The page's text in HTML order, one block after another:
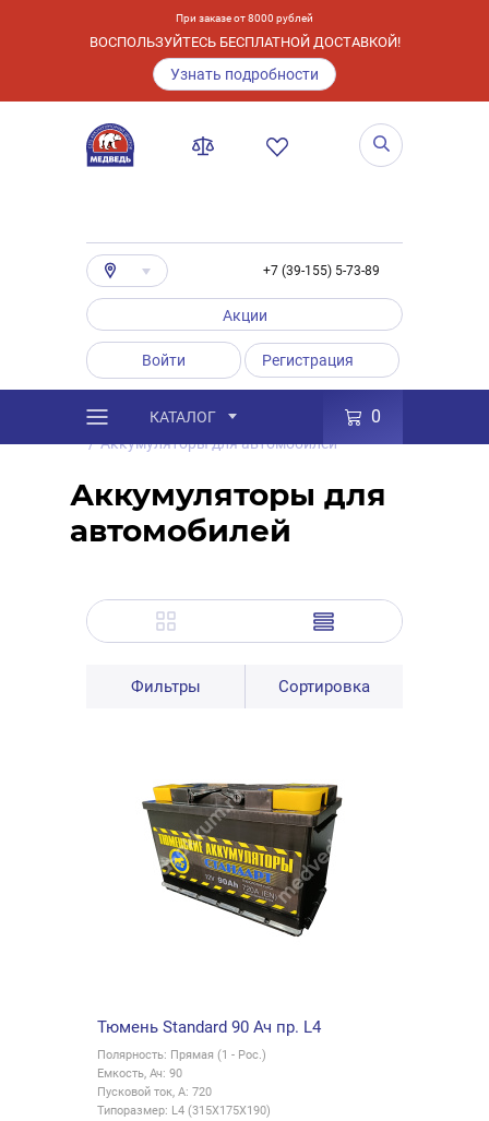
При заказе от 8000 рублей
ВОСПОЛЬЗУЙТЕСЬ БЕСПЛАТНОЙ ДОСТАВКОЙ!
Узнать подробности
+7 (39-155) 5-73-89
Акции
Войти Регистрация
КАТАЛОГ 0
Каталог / Товары
Аккумуляторы
/ Аккумуляторы для автомобилей
Аккумуляторы для
автомобилей
Фильтры Сортировка
Тюмень Standard 90 Ач пр. L4
Полярность: Прямая (1 - Рос.)
Емкость, Ач: 90
Пусковой ток, А: 720
Типоразмер: L4 (315X175X190)